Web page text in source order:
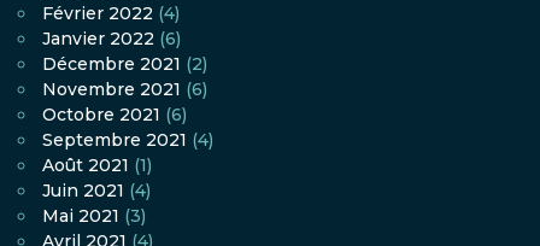
Février 2022 (4)
Janvier 2022 (6)
Décembre 2021 (2)
Novembre 2021 (6)
Octobre 2021 (6)
Septembre 2021 (4)
Août 2021 (1)
Juin 2021 (4)
Mai 2021 (3)
Avril 2021 (4)